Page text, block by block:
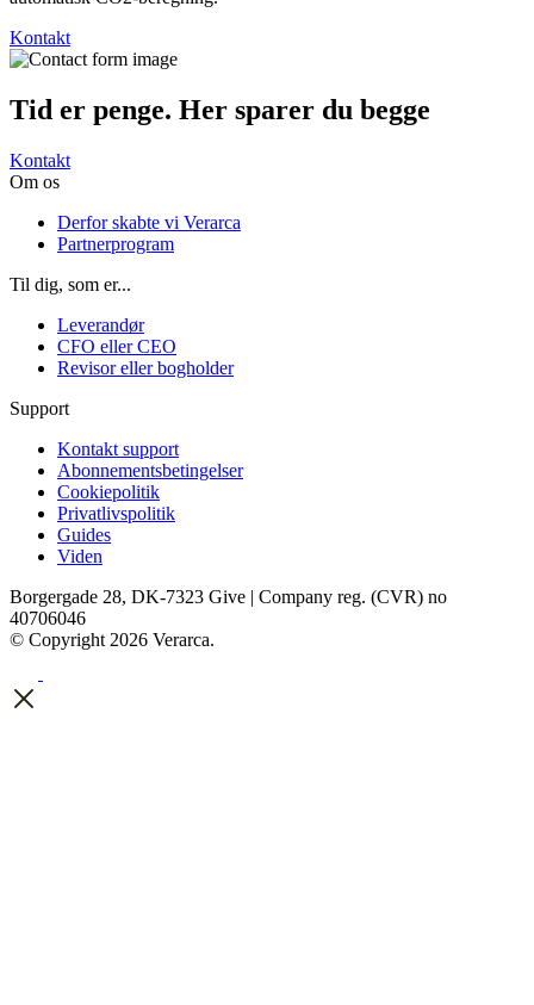
Kontakt
Tid er penge. Her sparer du begge
Kontakt
Om os
Derfor skabte vi Verarca
Partnerprogram
Til dig, som er...
Leverandør
CFO eller CEO
Revisor eller bogholder
Support
Kontakt support
Abonnementsbetingelser
Cookiepolitik
Privatlivspolitik
Guides
Viden
Borgergade 28, DK-7323 Give | Company reg. (CVR) no
40706046
© Copyright 2026 Verarca.